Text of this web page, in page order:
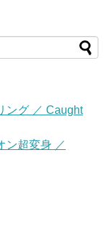
ング ／ Caught
ン超変身 ／